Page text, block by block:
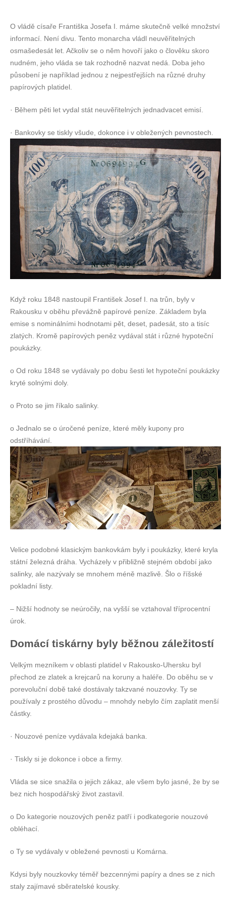
O vládě císaře Františka Josefa I. máme skutečně velké množství
informací. Není divu. Tento monarcha vládl neuvěřitelných
osmašedesát let. Ačkoliv se o něm hovoří jako o člověku skoro
nudném, jeho vláda se tak rozhodně nazvat nedá. Doba jeho
působení je například jednou z nejpestřejších na různé druhy
papírových platidel.
· Během pěti let vydal stát neuvěřitelných jednadvacet emisí.
· Bankovky se tiskly všude, dokonce i v obležených pevnostech.
Když roku 1848 nastoupil František Josef I. na trůn, byly v
Rakousku v oběhu převážně papírové peníze. Základem byla
emise s nominálními hodnotami pět, deset, padesát, sto a tisíc
zlatých. Kromě papírových peněz vydával stát i různé hypoteční
poukázky.
o Od roku 1848 se vydávaly po dobu šesti let hypoteční poukázky
kryté solnými doly.
o Proto se jim říkalo salinky.
o Jednalo se o úročené peníze, které měly kupony pro
odstříhávání.
Velice podobné klasickým bankovkám byly i poukázky, které kryla
státní železná dráha. Vycházely v přibližně stejném období jako
salinky, ale nazývaly se mnohem méně mazlivě. Šlo o říšské
pokladní listy.
– Nižší hodnoty se neúročily, na vyšší se vztahoval tříprocentní
úrok.
Domácí tiskárny byly běžnou záležitostí
Velkým mezníkem v oblasti platidel v Rakousko-Uhersku byl
přechod ze zlatek a krejcarů na koruny a haléře. Do oběhu se v
porevoluční době také dostávaly takzvané nouzovky. Ty se
používaly z prostého důvodu – mnohdy nebylo čím zaplatit menší
částky.
· Nouzové peníze vydávala kdejaká banka.
· Tiskly si je dokonce i obce a firmy.
Vláda se sice snažila o jejich zákaz, ale všem bylo jasné, že by se
bez nich hospodářský život zastavil.
o Do kategorie nouzových peněz patří i podkategorie nouzové
obléhací.
o Ty se vydávaly v obležené pevnosti u Komárna.
Kdysi byly nouzkovky téměř bezcennými papíry a dnes se z nich
staly zajímavé sběratelské kousky.